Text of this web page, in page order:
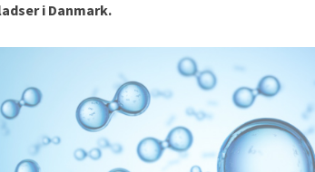
i Danmark.